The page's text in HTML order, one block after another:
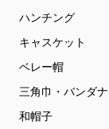
ハンチング
キャスケット
ベレー帽
三角巾・バンダナ
和帽子